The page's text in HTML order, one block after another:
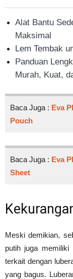
Alat Bantu
Maksimal
Lem Tembak
Panduan
Murah, Kuat,
Baca Juga : Eva
Pouch
Baca Juga : Eva
Sheet
Meski demikian,
putih juga memiliki
terkait dengan
yang bagus.